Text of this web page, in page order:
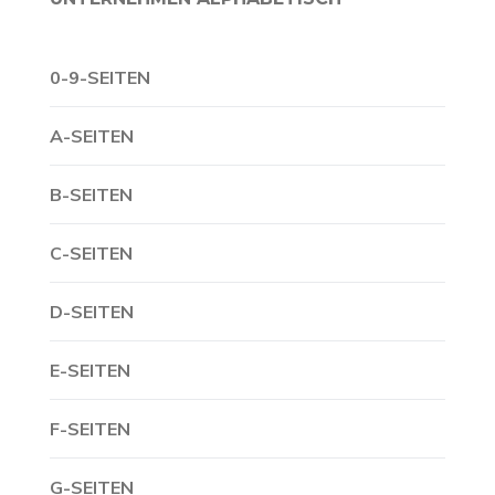
0-9-SEITEN
A-SEITEN
B-SEITEN
C-SEITEN
D-SEITEN
E-SEITEN
F-SEITEN
G-SEITEN